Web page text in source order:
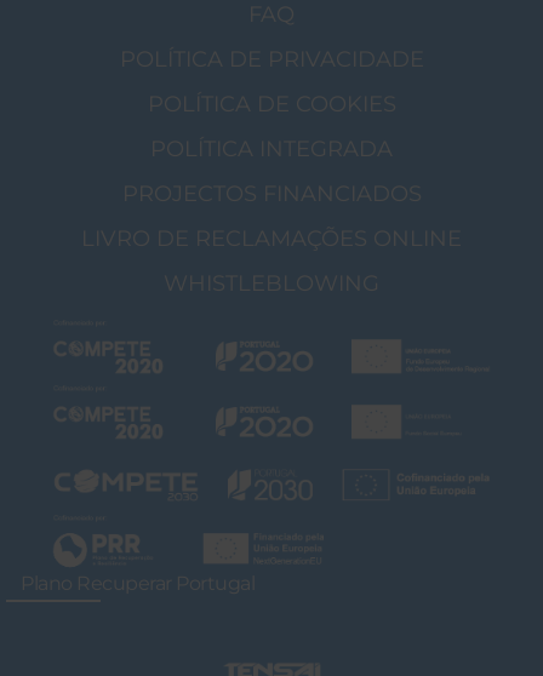
FAQ
POLÍTICA DE PRIVACIDADE
POLÍTICA DE COOKIES
POLÍTICA INTEGRADA
PROJECTOS FINANCIADOS
LIVRO DE RECLAMAÇÕES ONLINE
WHISTLEBLOWING
Plano Recuperar Portugal